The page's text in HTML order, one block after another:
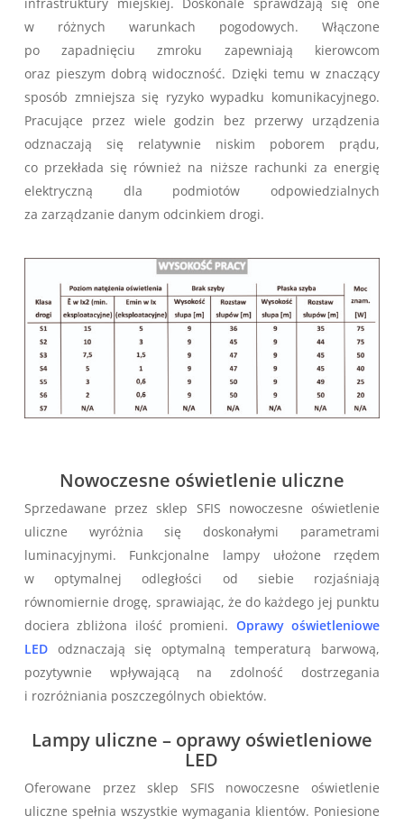
w różnych warunkach pogodowych. Włączone
po zapadnięciu zmroku zapewniają kierowcom
oraz pieszym dobrą widoczność. Dzięki temu w znaczący
sposób zmniejsza się ryzyko wypadku komunikacyjnego.
Pracujące przez wiele godzin bez przerwy urządzenia
odznaczają się relatywnie niskim poborem prądu,
co przekłada się również na niższe rachunki za energię
elektryczną dla podmiotów odpowiedzialnych
za zarządzanie danym odcinkiem drogi.
Nowoczesne oświetlenie uliczne
Sprzedawane przez sklep SFIS nowoczesne oświetlenie
uliczne wyróżnia się doskonałymi parametrami
luminacyjnymi. Funkcjonalne lampy ułożone rzędem
w optymalnej odległości od siebie rozjaśniają
równomiernie drogę, sprawiając, że do każdego jej punktu
dociera zbliżona ilość promieni. Oprawy oświetleniowe
LEDodznaczają się optymalną temperaturą barwową,
pozytywnie wpływającą na zdolność dostrzegania
i rozróżniania poszczególnych obiektów.
Lampy uliczne – oprawy oświetleniowe
LED
Oferowane przez sklep SFIS nowoczesne oświetlenie
uliczne spełnia wszystkie wymagania klientów. Poniesione